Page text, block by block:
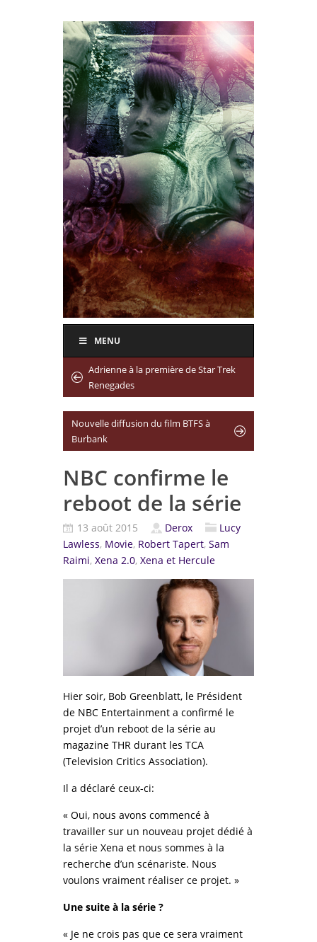
MENU
Adrienne à la première de Star Trek
Renegades
Nouvelle diffusion du film BTFS à
Burbank
NBC confirme le
reboot de la série
13 août 2015 Derox
Lucy
Lawless, Movie, Robert Tapert, Sam
Raimi, Xena 2.0, Xena et Hercule
Hier soir, Bob Greenblatt, le Président
de NBC Entertainment a confirmé le
projet d’un reboot de la série au
magazine THR durant les TCA
(Television Critics Association).
Il a déclaré ceux-ci:
« Oui, nous avons commencé à
travailler sur un nouveau projet dédié à
la série Xena et nous sommes à la
recherche d’un scénariste. Nous
voulons vraiment réaliser ce projet. »
Une suite à la série ?
« Je ne crois pas que ce sera vraiment